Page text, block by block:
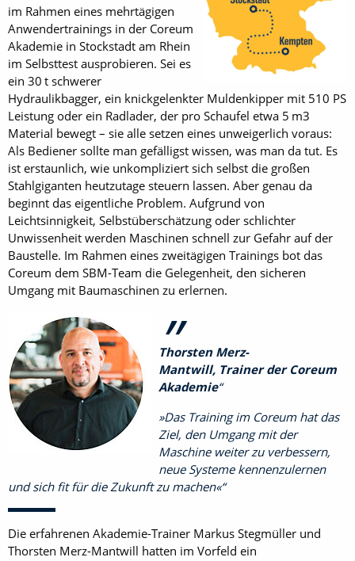
im Rahmen eines mehrtägigen
Anwendertrainings in der Coreum
Akademie in Stockstadt am Rhein
im Selbsttest ausprobieren. Sei es
ein 30 t schwerer
Hydraulikbagger, ein knickgelenkter Muldenkipper mit 510 PS
Leistung oder ein Radlader, der pro Schaufel etwa 5 m3
Material bewegt – sie alle setzen eines unweigerlich voraus:
Als Bediener sollte man gefälligst wissen, was man da tut. Es
ist erstaunlich, wie unkompliziert sich selbst die großen
Stahlgiganten heutzutage steuern lassen. Aber genau da
beginnt das eigentliche Problem. Aufgrund von
Leichtsinnigkeit, Selbstüberschätzung oder schlichter
Unwissenheit werden Maschinen schnell zur Gefahr auf der
Baustelle. Im Rahmen eines zweitägigen Trainings bot das
Coreum dem SBM-Team die Gelegenheit, den sicheren
Umgang mit Baumaschinen zu erlernen.
Thorsten Merz-
Mantwill, Trainer der Coreum
Akademie
»Das Training im Coreum hat das
Ziel, den Umgang mit der
Maschine weiter zu verbessern,
neue Systeme kennenzulernen
und sich fit für die Zukunft zu machen«
Die erfahrenen Akademie-Trainer Markus Stegmüller und
Thorsten Merz-Mantwill hatten im Vorfeld ein